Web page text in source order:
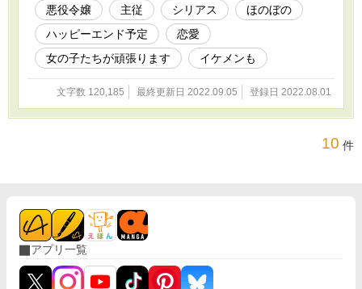
00：10と18：10の1日2話更新。 →00：10の
1話更新に変更します。水曜日だけ特別デーで2
話更新予定。
悪役令嬢 主従 シリアス
ほのぼの
ハッピーエンド予定
恋愛
女の子たちが頑張ります
イケメンも
文字数 120,185 最終更新日 2022.09.05 登録日 2022.08.01
10 件
アプリ一覧